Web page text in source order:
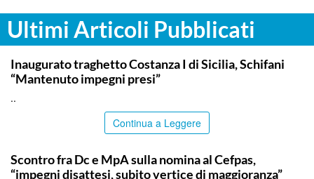
Ultimi Articoli Pubblicati
ITALPRESS
Inaugurato traghetto Costanza I di Sicilia, Schifani
“Mantenuto impegni presi”
..
Continua a Leggere
Scontro fra Dc e MpA sulla nomina al Cefpas,
“impegni disattesi, subito vertice di maggioranza”